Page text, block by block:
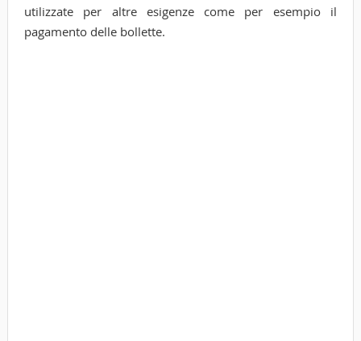
utilizzate per altre esigenze come per esempio il
pagamento delle bollette.